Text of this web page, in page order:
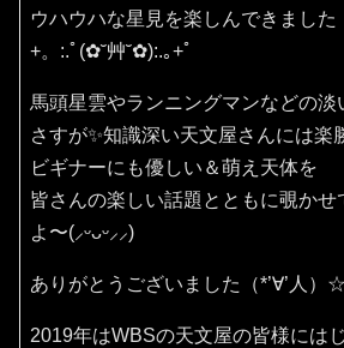
ウハウハな星見を楽しんできました
+。:.ﾟ(✿˘艸˘✿):.｡+ﾟ
馬頭星雲やランニングマンなどの淡
さすが✨知識深い天文屋さんには楽
ビギナーにも優しい＆萌え天体を
皆さんの楽しい話題とともに覗かせ
よ〜(⸝ᵕᴗᵕ⸝⸝)
ありがとうございました（*’∀’人）☆
2019年はWBSの天文屋の皆様には